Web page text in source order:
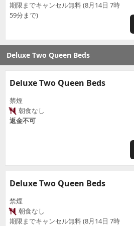
期限までキャンセル無料 (8月14日 7時
59分まで)
Deluxe Two Queen Beds
Deluxe Two Queen Beds
禁煙
朝食なし
返金不可
Deluxe Two Queen Beds
禁煙
朝食なし
期限までキャンセル無料 (8月14日 7時